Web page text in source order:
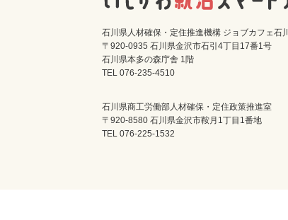
石川県人材確保・定住推進機構 ジョブカフェ石川
〒920-0935 石川県金沢市石引4丁目17番1号
石川県本多の森庁舎 1階
TEL 076-235-4510
石川県商工労働部人材確保・定住政策推進室
〒920-8580 石川県金沢市鞍月1丁目1番地
TEL 076-225-1532